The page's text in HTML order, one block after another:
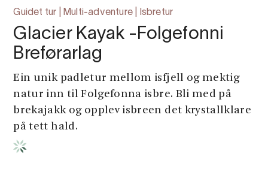
Guidet tur | Multi-adventure | Isbretur
Glacier Kayak -Folgefonni
Breførarlag
Ein unik padletur mellom isfjell og mektig
natur inn til Folgefonna isbre. Bli med på
brekajakk og opplev isbreen det krystallklare
på tett hald.